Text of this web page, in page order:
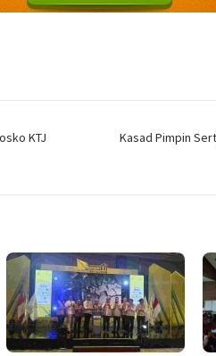
KTJ
Kasad Pimpin